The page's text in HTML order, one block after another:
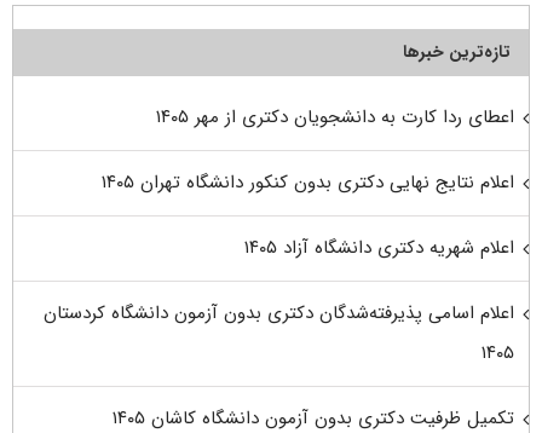
تازه‌ترین خبرها
اعطای ردا کارت به دانشجویان دکتری از مهر ۱۴۰۵
اعلام نتایج نهایی دکتری بدون کنکور دانشگاه تهران ۱۴۰۵
اعلام شهریه دکتری دانشگاه آزاد ۱۴۰۵
اعلام اسامی پذیرفته‌شدگان دکتری بدون آزمون دانشگاه کردستان
۱۴۰۵
تکمیل ظرفیت دکتری بدون آزمون دانشگاه کاشان ۱۴۰۵